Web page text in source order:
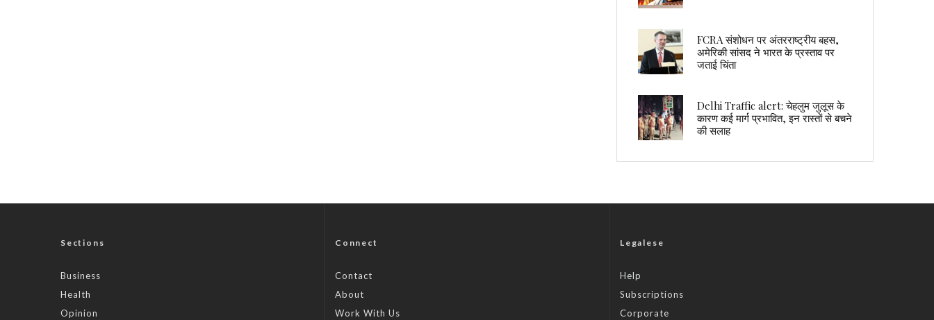
FCRA संशोधन पर अंतरराष्ट्रीय बहस,
अमेरिकी सांसद ने भारत के प्रस्ताव पर
जताई चिंता
Delhi Traffic alert: चेहलुम जुलूस के
कारण कई मार्ग प्रभावित, इन रास्तों से बचने
की सलाह
Sections
Business
Health
Opinion
Connect
Contact
About
Work With Us
Legalese
Help
Subscriptions
Corporate